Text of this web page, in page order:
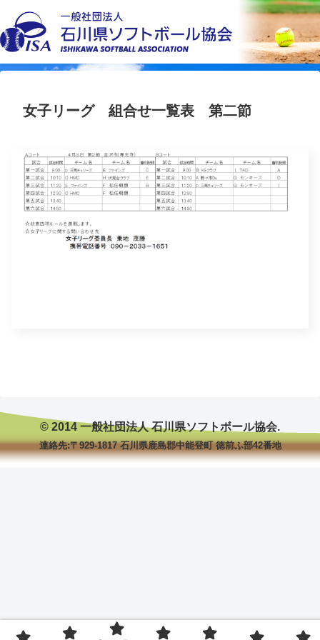
女子リーグ 組合せ一覧表 第二節
© 2014 一般社団法人 石川県ソフトボール協会.
連絡先:〒929-1817 石川県鹿島郡中能登町 徳前ふ部42番地